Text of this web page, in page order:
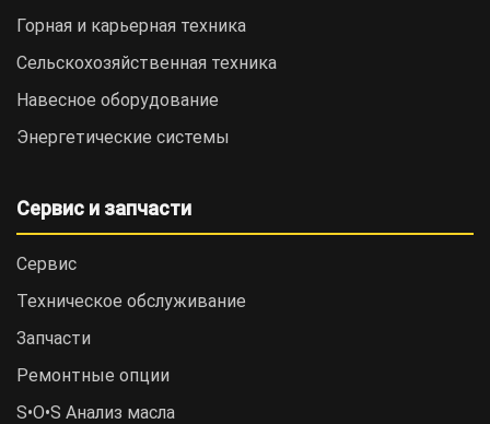
Горная и карьерная техника
Сельскохозяйственная техника
Навесное оборудование
Энергетические системы
Сервис и запчасти
Сервис
Техническое обслуживание
Запчасти
Ремонтные опции
S•O•S Анализ масла